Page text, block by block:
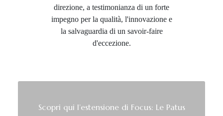
direzione, a testimonianza di un forte
impegno per la qualità, l'innovazione e
la salvaguardia di un savoir-faire
d'eccezione.
Scopri qui l’estensione di Focus: Le Patus